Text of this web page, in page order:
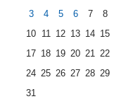
3
4 5 6 7 8
10 11 12 13 14 15
17 18 19 20 21 22
24 25 26 27 28 29
31